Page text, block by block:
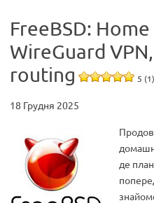
FreeBSD:
WireGuard
routing
5 (1)
18 Грудня 2025
де